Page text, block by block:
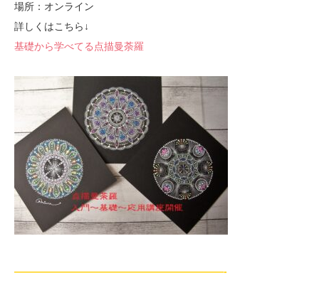
場所：オンライン
詳しくはこちら↓
基礎から学べてる点描曼荼羅
—————————————————————-